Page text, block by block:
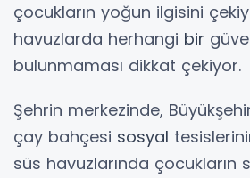
çocukların yoğun ilgisini
havuzlarda herhangi bir
bulunmaması dikkat çekiyor.
Şehrin merkezinde,
çay bahçesi sosyal
süs havuzlarında çocukların